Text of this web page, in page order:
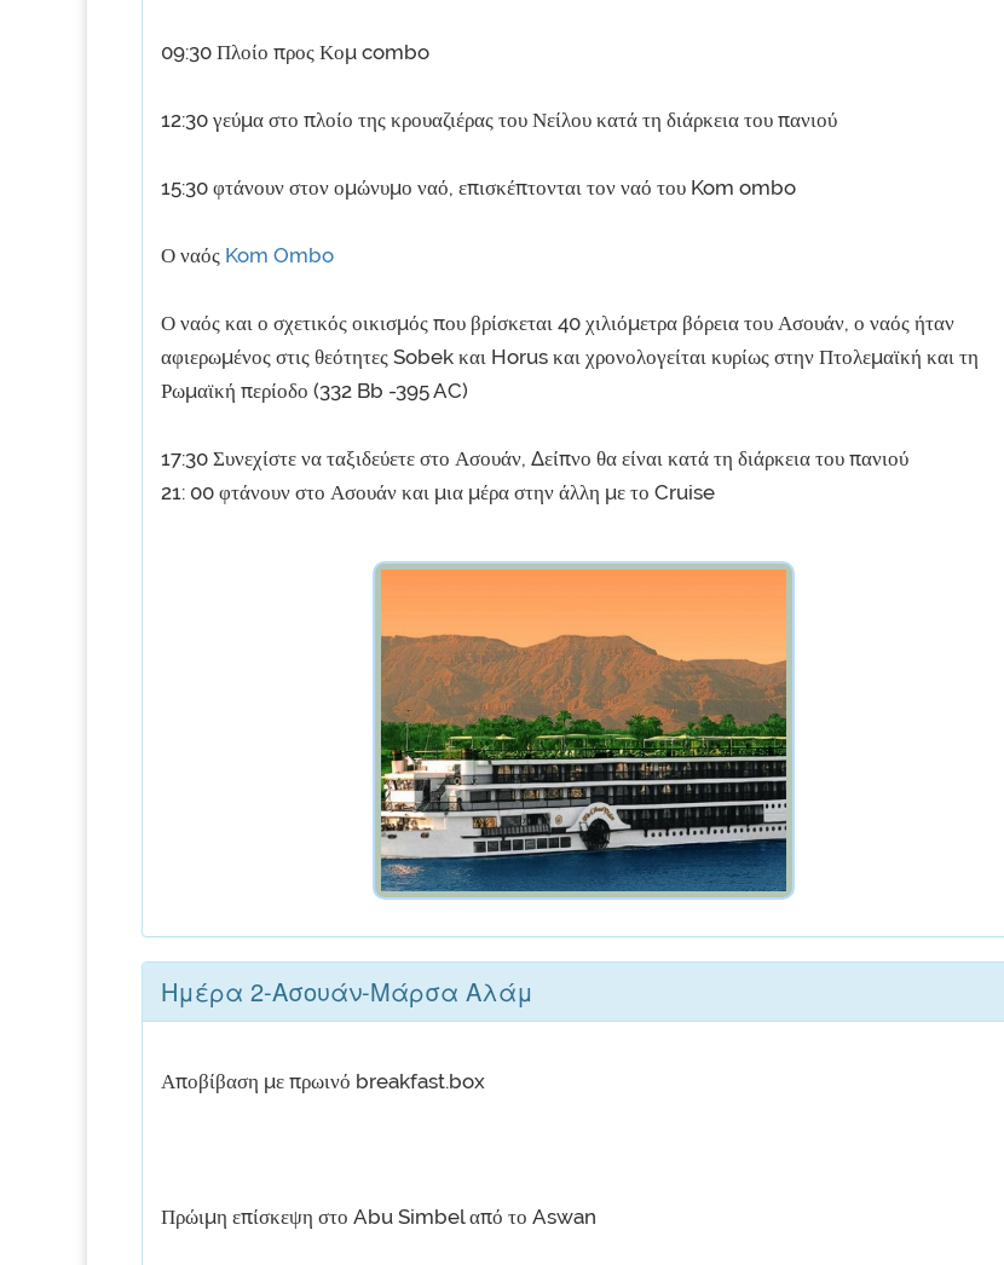
09:30 Πλοίο προς Κομ combo
12:30 γεύμα στο πλοίο της κρουαζιέρας του Νείλου κατά τη διάρκεια του πανιού
15:30 φτάνουν στον ομώνυμο ναό, επισκέπτονται τον ναό του Kom ombo
Ο ναός Kom Ombo
Ο ναός και ο σχετικός οικισμός που βρίσκεται 40 χιλιόμετρα βόρεια του Ασουάν, ο ναός ήταν
αφιερωμένος στις θεότητες Sobek και Horus και χρονολογείται κυρίως στην Πτολεμαϊκή και τη
Ρωμαϊκή περίοδο (332 Bb -395 AC)
17:30 Συνεχίστε να ταξιδεύετε στο Ασουάν, Δείπνο θα είναι κατά τη διάρκεια του πανιού
21: 00 φτάνουν στο Ασουάν και μια μέρα στην άλλη με το Cruise
Ημέρα 2-Ασουάν-Μάρσα Αλάμ
Αποβίβαση με πρωινό breakfast.box
Πρώιμη επίσκεψη στο Abu Simbel από το Aswan